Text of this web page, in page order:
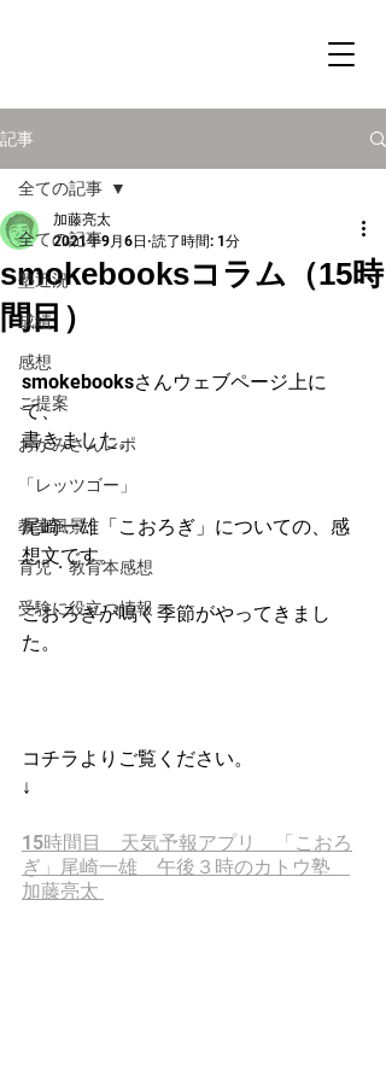
記事
全ての記事
塾近況
成績
感想
ご提案
おかみさんレポ
「レッツゴー」
教室風景
育児・教育本感想
受験に役立つ情報
全ての記事
smokebooksコラム（15時
間目）
加藤亮太
2021年9月6日 読了時間: 1分
smokebooksさんウェブページ上に
て、
書きました。
尾崎一雄「こおろぎ」についての、感
想文です。
こおろぎが鳴く季節がやってきまし
た。
コチラよりご覧ください。
↓
15時間目　天気予報アプリ　「こおろ
ぎ」尾崎一雄　午後３時のカトウ塾
加藤亮太